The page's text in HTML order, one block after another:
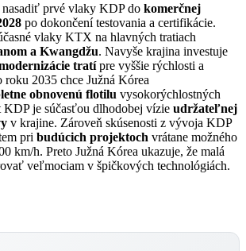
nasadiť prvé vlaky KDP do komerčnej
po dokončení testovania a certifikácie.
vlaky KTX na hlavných tratiach
a Kwangdžu. Navyše krajina investuje
tratípre vyššie rýchlosti a
2035 chce Južná Kórea
obnovenú flotilu vysokorýchlostných
KDP je súčasťou dlhodobej vízie udržateľnej
v krajine. Zároveň skúsenosti z vývoja KDP
pri budúcich projektoch vrátane možného
km/h. Preto Južná Kórea ukazuje, že malá
veľmociam v špičkových technológiách.